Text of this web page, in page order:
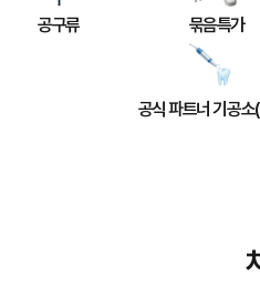
공구류 묶음특가
공식 파트너 기공소